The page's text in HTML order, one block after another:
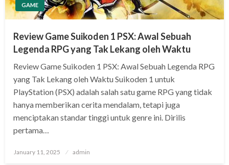
GAME
Review Game Suikoden 1 PSX: Awal Sebuah
Legenda RPG yang Tak Lekang oleh Waktu
Review Game Suikoden 1 PSX: Awal Sebuah Legenda RPG
yang Tak Lekang oleh Waktu Suikoden 1 untuk
PlayStation (PSX) adalah salah satu game RPG yang tidak
hanya memberikan cerita mendalam, tetapi juga
menciptakan standar tinggi untuk genre ini. Dirilis
pertama…
Posted
January 11, 2025 admin